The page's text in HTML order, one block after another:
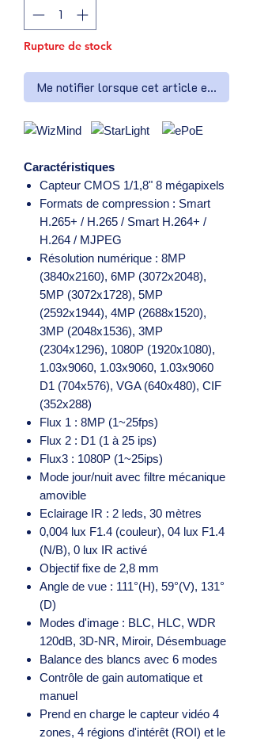
Rupture de stock
Me notifier lorsque cet article est
Caractéristiques
Capteur CMOS 1/1,8" 8 mégapixels
Formats de compression : Smart
H.265+ / H.265 / Smart H.264+ /
H.264 / MJPEG
Résolution numérique : 8MP
(3840x2160), 6MP (3072x2048),
5MP (3072x1728), 5MP
(2592x1944), 4MP (2688x1520),
3MP (2048x1536), 3MP
(2304x1296), 1080P (1920x1080),
1.03x9060, 1.03x9060, 1.03x9060
D1 (704x576), VGA (640x480), CIF
(352x288)
Flux 1 : 8MP (1~25fps)
Flux 2 : D1 (1 à 25 ips)
Flux3 : 1080P (1~25ips)
Mode jour/nuit avec filtre mécanique
amovible
Eclairage IR : 2 leds, 30 mètres
0,004 lux F1.4 (couleur), 04 lux F1.4
(N/B), 0 lux IR activé
Objectif fixe de 2,8 mm
Angle de vue : 111°(H), 59°(V), 131°
(D)
Modes d'image : BLC, HLC, WDR
120dB, 3D-NR, Miroir, Désembuage
Balance des blancs avec 6 modes
Contrôle de gain automatique et
manuel
Prend en charge le capteur vidéo 4
zones, 4 régions d'intérêt (ROI) et le